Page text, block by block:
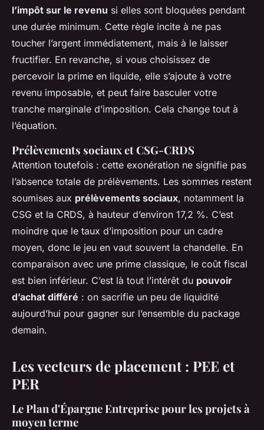
l’impôt sur le revenu si elles sont bloquées pendant
une durée minimum. Cette règle incite à ne pas
toucher l’argent immédiatement, mais à le laisser
fructifier. En revanche, si vous choisissez de
percevoir la prime en liquide, elle s’ajoute à votre
revenu imposable, et peut faire basculer votre
tranche marginale d’imposition. Cela change tout à
l’équation.
Prélèvements sociaux et CSG-CRDS
Attention toutefois : cette exonération ne signifie pas
l’absence totale de prélèvements. Les sommes restent
soumises aux prélèvements sociaux, notamment la
CSG et la CRDS, à hauteur d’environ 17,2 %. C’est
moindre que le taux d’imposition pour un cadre
moyen, donc le jeu en vaut souvent la chandelle. En
comparaison avec une prime classique, le coût fiscal
est bien inférieur. C’est là tout l’intérêt du pouvoir
d’achat différé : on sacrifie un peu de liquidité
aujourd’hui pour gagner sur l’ensemble du package
demain.
Les vecteurs de placement : PEE et
PER
Le Plan d'Épargne Entreprise pour les projets à
moyen terme